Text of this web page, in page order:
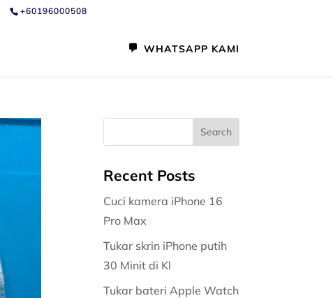
+60196000508
WHATSAPP KAMI
Recent Posts
Cuci kamera iPhone 16
Pro Max
Tukar skrin iPhone putih
30 Minit di Kl
Tukar bateri Apple Watch